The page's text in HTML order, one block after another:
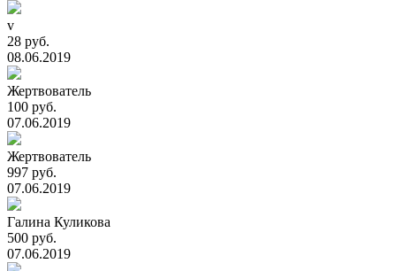
v
28 руб.
08.06.2019
Жертвователь
100 руб.
07.06.2019
Жертвователь
997 руб.
07.06.2019
Галина Куликова
500 руб.
07.06.2019